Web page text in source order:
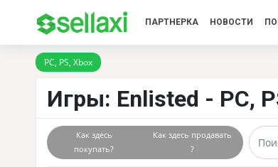
ПАРТНЕРКА НОВОСТИ
PC, PS, Xbox
Игры: Enlisted - PC,
Как здесь
покупать?
Как здесь продавать
?